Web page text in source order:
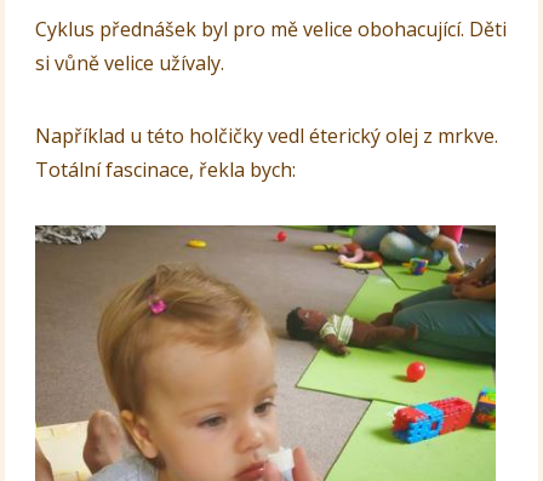
Cyklus přednášek byl pro mě velice obohacující. Děti
si vůně velice užívaly.
Například u této holčičky vedl éterický olej z mrkve.
Totální fascinace, řekla bych: